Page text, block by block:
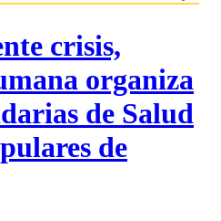
crisis,
organiza
de Salud
de